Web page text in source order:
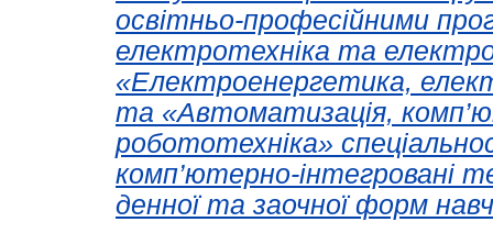
освітньо-професійними
електротехніка та
«Електроенергетика,
та «Автоматизація,
робототехніка»
комп’ютерно-інтегровані
денної та заочної форм